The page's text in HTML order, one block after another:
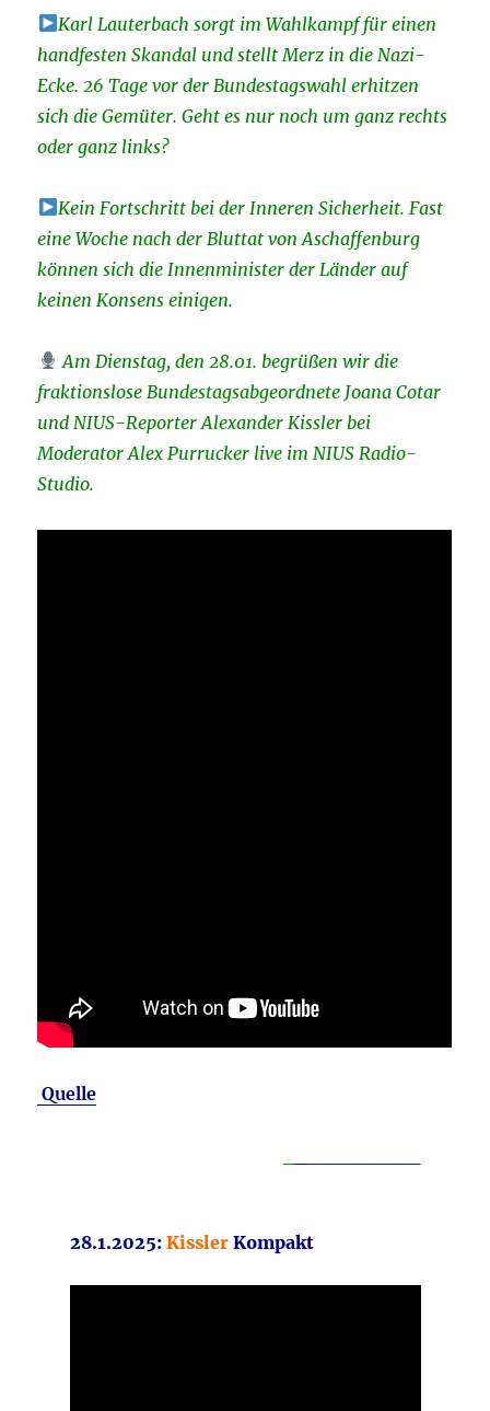
Karl Lauterbach sorgt im Wahlkampf für einen
handfesten Skandal und stellt Merz in die Nazi-
Ecke. 26 Tage vor der Bundestagswahl erhitzen
sich die Gemüter. Geht es nur noch um ganz rechts
oder ganz links?
Kein Fortschritt bei der Inneren Sicherheit. Fast
eine Woche nach der Bluttat von Aschaffenburg
können sich die Innenminister der Länder auf
keinen Konsens einigen.
Am Dienstag, den 28.01. begrüßen wir die
fraktionslose Bundestagsabgeordnete Joana Cotar
und NIUS-Reporter Alexander Kissler bei
Moderator Alex Purrucker live im NIUS Radio-
Studio.
Quelle
28.1.2025: Kissler Kompakt